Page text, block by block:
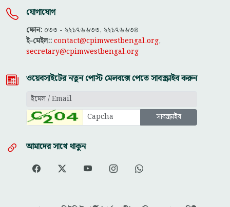
যোগাযোগ
ফোন: ০৩৩ - ২২১৭৬৬৩৩, ২২১৭৬৬৩৪
ই-মেইল::contact@cpimwestbengal.org,
secretary@cpimwestbengal.org
ওয়েবসাইটের নতুন পোস্ট মেলবক্সে পেতে সাবস্ক্রাইব করুন
আমাদের সাথে থাকুন